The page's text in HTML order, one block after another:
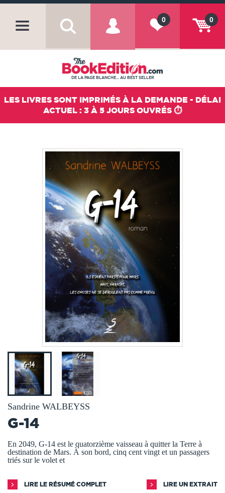
0
0
DE LA PAGE BLANCHE... AU BEST SELLER
LES LIVRES SONT IMPRIMÉS À LA DEMANDE - DÉLAI
ACTUEL : 3 À 5 JOURS OUVRÉS ⏱️
Sandrine WALBEYSS
G-14
En 2049, G-14 est le quatorzième vaisseau à quitter la Terre à
destination de Mars. À son bord, cinq cent vingt et un passagers
triés sur le volet et
LIRE LE RÉSUMÉ COMPLET LIRE UN EXTRAIT